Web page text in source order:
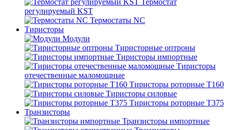
регулируемый KST
Термостаты NC
Тиристоры
Модули
Тиристорные оптроны
Тиристоры импортные
Тиристоры
отечественные маломощные
Тиристоры роторные Т160
Тиристоры силовые
Тиристоры роторные Т375
Транзисторы
Транзисторы импортные